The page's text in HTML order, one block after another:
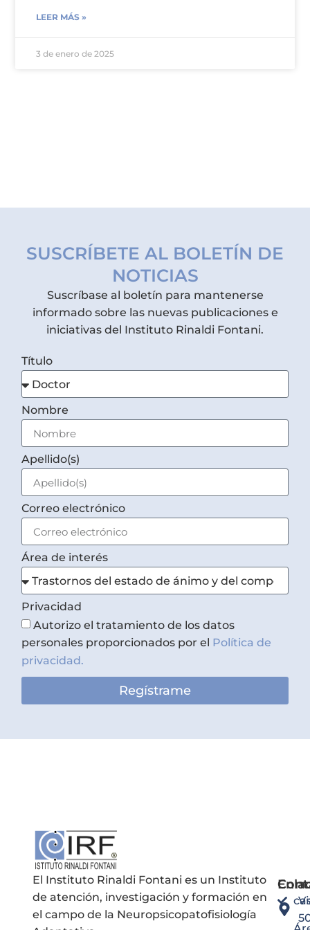
LEER MÁS »
3 de enero de 2025
SUSCRÍBETE AL BOLETÍN DE
NOTICIAS
Suscríbase al boletín para mantenerse
informado sobre las nuevas publicaciones e
iniciativas del Instituto Rinaldi Fontani.
Título
Nombre
Apellido(s)
Correo electrónico
Área de interés
Privacidad
Autorizo el tratamiento de los datos
personales proporcionados por el Política de
privacidad.
Regístrame
El Instituto Rinaldi Fontani es un Instituto
de atención, investigación y formación en
el campo de la Neuropsicopatofisiología